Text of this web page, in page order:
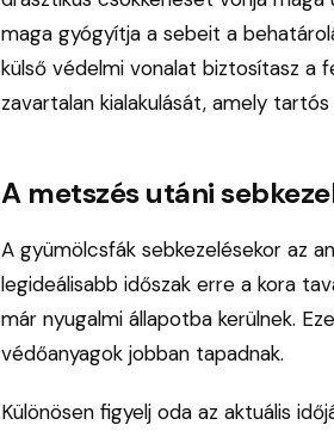
maga gyógyítja a sebeit a
külső védelmi vonalat biztosítasz a
zavartalan kialakulását, amely
A metszés utáni
A gyümölcsfák sebkezelésekor az
legideálisabb időszak erre a kora
már nyugalmi állapotba kerülnek.
védőanyagok jobban tapadnak.
Különösen figyelj oda az aktuális